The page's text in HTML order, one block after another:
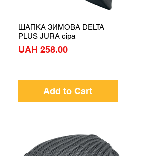
Quick View
ШАПКА ЗИМОВА DELTA
PLUS JURA сіра
Price
UAH 258.00
Add to Cart